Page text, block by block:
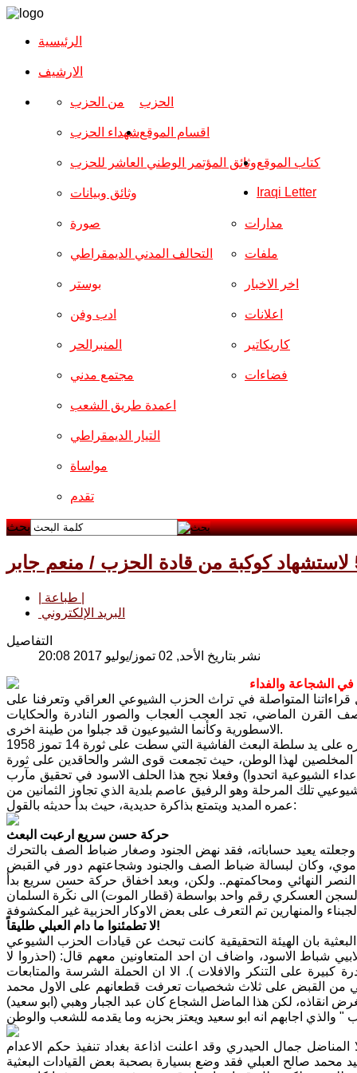
الرئيسية
الارشیف
الحزب من الحزب
شهداء الحزب
وثائق المؤتمر الوطني العاشر للحزب
وثائق وبيانات
اقسام الموقع
صورة
التحالف المدني الديمقراطي
بوستر
ادب وفن
المنبرالحر
مجتمع مدني
مدارات
ملفات
اخر الاخبار
اعلانات
كاريكاتير
فضاءات
اعمدة طريق الشعب
التيار الديمقراطي
مواساة
تقدم
كتاب الموقع
Iraqi Letter
بحث
البريد الإلكتروني
التفاصيل
نشر بتاريخ الأحد, 02 تموز/يوليو 2017 20:08
الشجاعة والفداء
المتواصلة في تراث الحزب الشيوعي العراقي وتعرفنا على
القرن الماضي، تجد العجب العجاب والصور النادرة والحكايات
الاسطورية وكأنما الشيوعيون قد جبلوا من طينة اخرى.
واليوم في مناسبة الذكرى الرابعة والخمسين لاستشهاد نخبة من قادة الحزب وكوادره على يد سلطة البعث الفاشية التي سطت على ثورة 14 تموز 1958
المخلصين لهذا الوطن، حيث تجمعت قوى الشر والحاقدين على ثورة
(يا اعداء الشيوعية اتحدوا) وفعلا نجح هذا الحلف الاسود في تحقيق مآرب
تلك المرحلة وهو الرفيق عاصم بلدية الذي تجاوز الثمانين من
عمره المديد ويتمتع بذاكرة حديدية، حيث بدأ حديثه بالقول:
حركة حسن سريع ارعبت البعث
يعيد حساباته، فقد نهض الجنود وصغار ضباط الصف بالتحرك
الدموي، وكان لبسالة ضباط الصف والجنود وشجاعتهم دور في القبض
بل انتظار النصر النهائي ومحاكمتهم.. ولكن، وبعد اخفاق حركة حسن سريع بدأ
السجن العسكري رقم واحد بواسطة (قطار الموت) الى نكَرة السلمان
لا تطمئنوا ما دام العبلي طليقاً!
بان الهيئة التحقيقية كانت تبحث عن قيادات الحزب الشيوعي
شباط الاسود، واضاف ان احد المتعاونين معهم قال: (احذروا لا
على التنكر والافلات ). الا ان الحملة الشرسة والمتابعات
من القبض على ثلاث شخصيات تعرفت قطعانهم على الاول محمد
انقاذه، لكن هذا الماضل الشجاع كان عبد الجبار وهبي (ابو سعيد)
جمال الحيدري وقد اعلنت اذاعة بغداد تنفيذ حكم الاعدام
محمد صالح العبلي فقد وضع بسيارة بصحبة بعض القيادات البعثية